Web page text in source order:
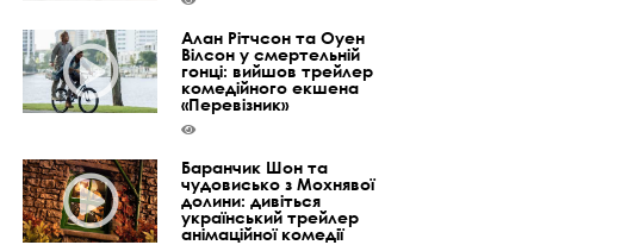
Алан Рітчсон та Оуен
Вілсон у смертельній
гонці: вийшов трейлер
комедійного екшена
«Перевізник»
Баранчик Шон та
чудовисько з Мохнявої
долини: дивіться
український трейлер
анімаційної комедії